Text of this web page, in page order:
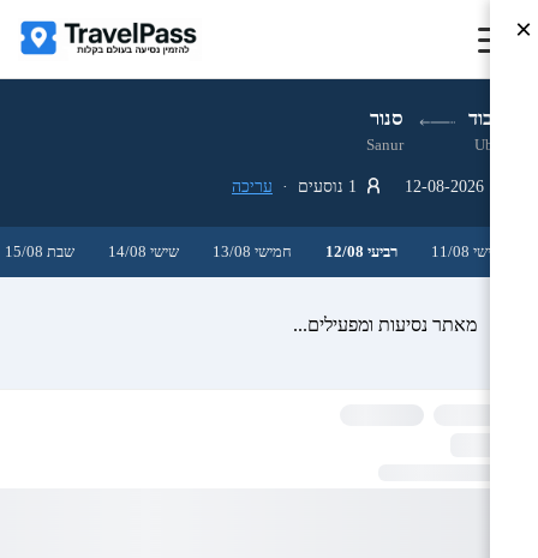
אובוד סנור
Ubud
Sanur
עריכה
שלישי 11/08 רביעי 12/08 חמישי 13/08 שישי 14/08 שבת 15/08
מאתר נסיעות ומפעילים...
×